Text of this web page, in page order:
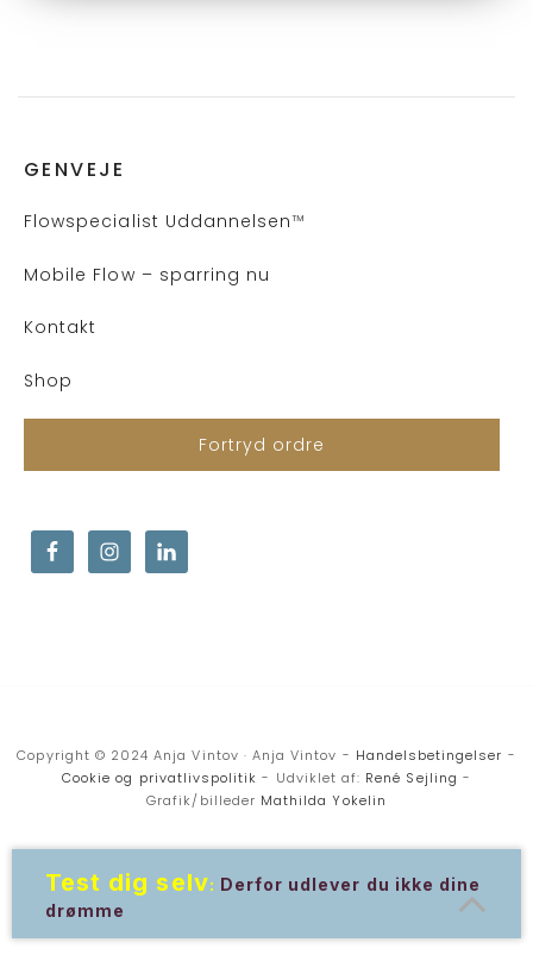
GENVEJE
Flowspecialist Uddannelsen™
Mobile Flow – sparring nu
Kontakt
Shop
Fortryd ordre
Copyright © 2024 Anja Vintov · Anja Vintov - Handelsbetingelser -
Cookie og privatlivspolitik - Udviklet af: René Sejling -
Grafik/billeder Mathilda Yokelin
Test dig selv: Derfor udlever du ikke dine
drømme